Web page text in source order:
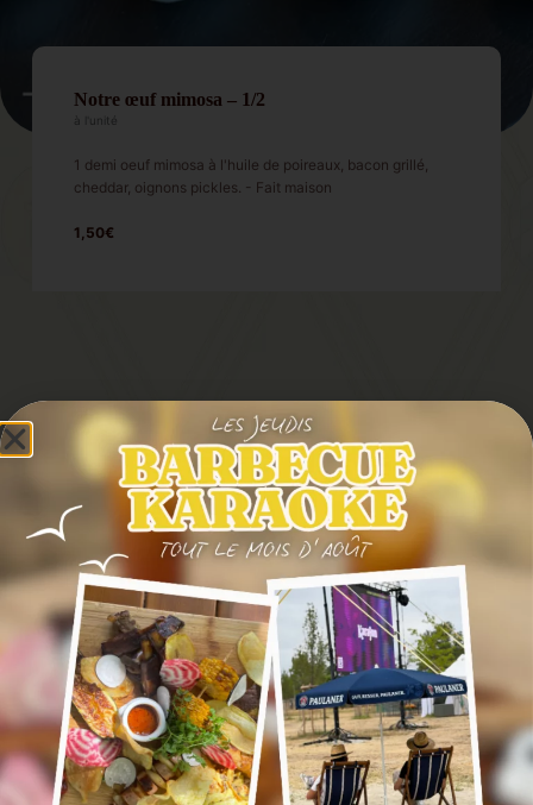
Notre œuf mimosa – 1/2
à l'unité
1 demi oeuf mimosa à l'huile de poireaux, bacon grillé,
cheddar, oignons pickles. - Fait maison
1,50€
SUIVEZ-NOUS EN
IMAGE
@LEBIERGARTENPURPAN